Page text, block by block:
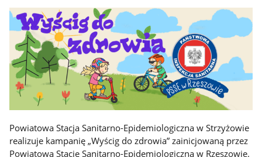
Powiatowa Stacja Sanitarno-Epidemiologiczna w Strzyżowie
realizuje kampanię „Wyścig do zdrowia” zainicjowaną przez
Powiatową Stację Sanitarno-Epidemiologiczną w Rzeszowie.